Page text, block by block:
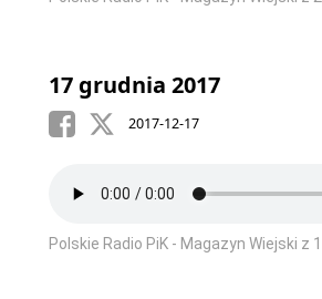
17 grudnia 2017
2017-12-17
Polskie Radio PiK - Magazyn Wiejski z